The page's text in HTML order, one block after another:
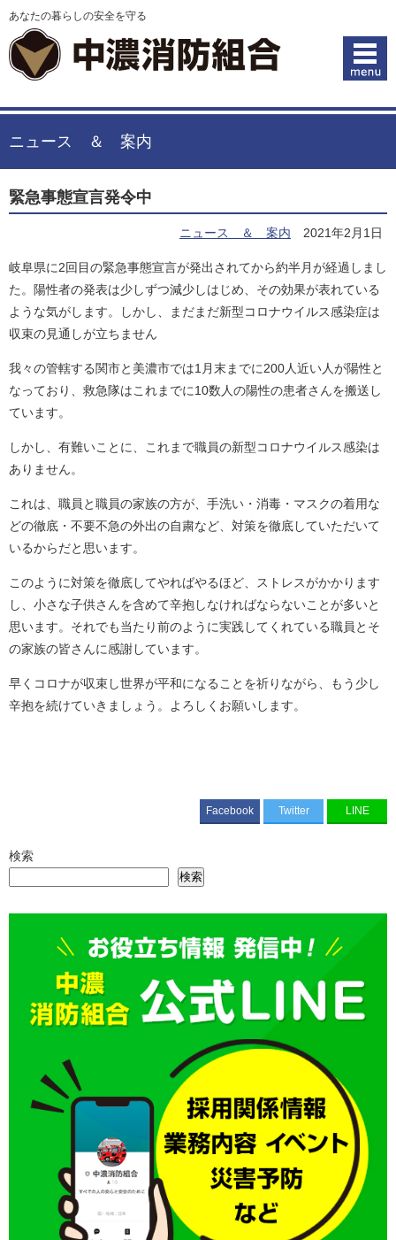
あなたの暮らしの安全を守る
ニュース ＆ 案内
緊急事態宣言発令中
ニュース ＆ 案内 2021年2月1日
岐阜県に2回目の緊急事態宣言が発出されてから約半月が経過しまし
た。陽性者の発表は少しずつ減少しはじめ、その効果が表れている
ような気がします。しかし、まだまだ新型コロナウイルス感染症は
収束の見通しが立ちません
我々の管轄する関市と美濃市では1月末までに200人近い人が陽性と
なっており、救急隊はこれまでに10数人の陽性の患者さんを搬送し
ています。
しかし、有難いことに、これまで職員の新型コロナウイルス感染は
ありません。
これは、職員と職員の家族の方が、手洗い・消毒・マスクの着用な
どの徹底・不要不急の外出の自粛など、対策を徹底していただいて
いるからだと思います。
このように対策を徹底してやればやるほど、ストレスがかかります
し、小さな子供さんを含めて辛抱しなければならないことが多いと
思います。それでも当たり前のように実践してくれている職員とそ
の家族の皆さんに感謝しています。
早くコロナが収束し世界が平和になることを祈りながら、もう少し
辛抱を続けていきましょう。よろしくお願いします。
Facebook Twitter LINE
検索
検索